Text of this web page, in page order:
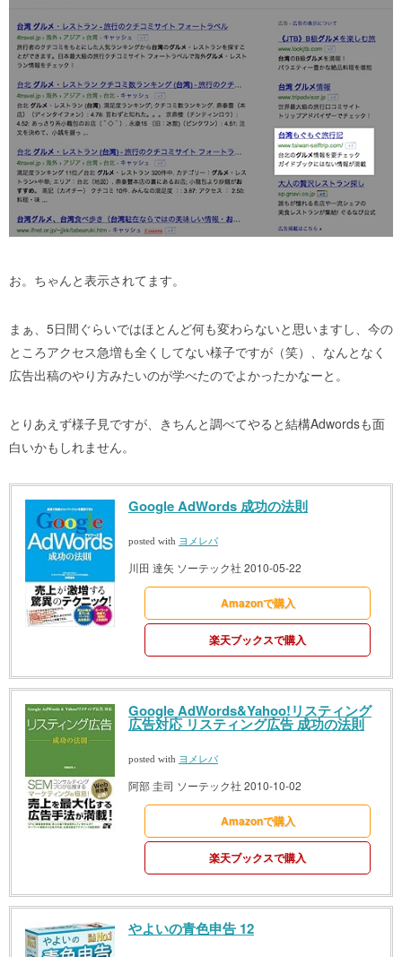
お。ちゃんと表示されてます。
まぁ、5日間ぐらいではほとんど何も変わらないと思いますし、今の
ところアクセス急増も全くしてない様子ですが（笑）、なんとなく
広告出稿のやり方みたいのが学べたのでよかったかなーと。
とりあえず様子見ですが、きちんと調べてやると結構Adwordsも面
白いかもしれません。
Google AdWords 成功の法則
posted with ヨメレバ
川田 達矢 ソーテック社 2010-05-22
Amazonで購入
楽天ブックスで購入
Google AdWords&Yahoo!リスティング
広告対応 リスティング広告 成功の法則
posted with ヨメレバ
阿部 圭司 ソーテック社 2010-10-02
Amazonで購入
楽天ブックスで購入
やよいの青色申告 12